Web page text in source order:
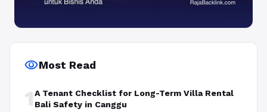
visibilityMost Read
1A Tenant Checklist for Long-Term Villa Rental
Bali Safety in Canggu